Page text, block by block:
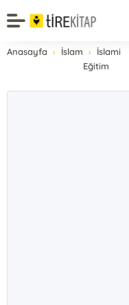
Anasayfa İslam
İslami
Eğitim